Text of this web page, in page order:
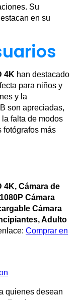
Su
en su
4K han destacado
para niños y
y la
son apreciadas,
falta de modos
fotógrafos más
4K, Cámara de
Cámara
Cámara
Adulto
Comprar en
quienes desean